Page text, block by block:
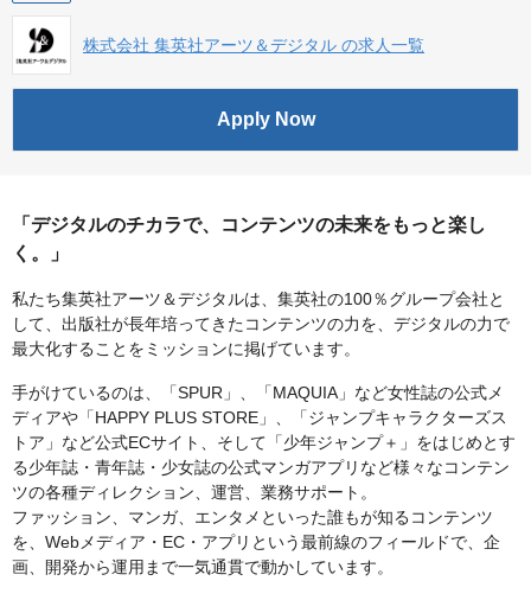
株式会社 集英社アーツ＆デジタル の求人一覧
Apply Now
「デジタルのチカラで、コンテンツの未来をもっと楽し
く。」
私たち集英社アーツ＆デジタルは、集英社の100％グループ会社と
して、出版社が長年培ってきたコンテンツの力を、デジタルの力で
最大化することをミッションに掲げています。
手がけているのは、「SPUR」、「MAQUIA」など女性誌の公式メ
ディアや「HAPPY PLUS STORE」、「ジャンプキャラクターズス
トア」など公式ECサイト、そして「少年ジャンプ＋」をはじめとす
る少年誌・青年誌・少女誌の公式マンガアプリなど様々なコンテン
ツの各種ディレクション、運営、業務サポート。
ファッション、マンガ、エンタメといった誰もが知るコンテンツ
を、Webメディア・EC・アプリという最前線のフィールドで、企
画、開発から運用まで一気通貫で動かしています。